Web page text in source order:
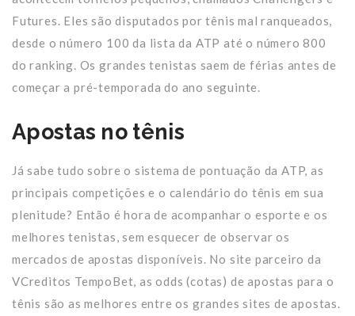
Futures. Eles são disputados por tênis mal ranqueados,
desde o número 100 da lista da ATP até o número 800
do ranking. Os grandes tenistas saem de férias antes de
começar a pré-temporada do ano seguinte.
Apostas no tênis
Já sabe tudo sobre o sistema de pontuação da ATP, as
principais competições e o calendário do tênis em sua
plenitude? Então é hora de acompanhar o esporte e os
melhores tenistas, sem esquecer de observar os
mercados de apostas disponíveis. No site parceiro da
VCreditos TempoBet, as odds (cotas) de apostas para o
tênis são as melhores entre os grandes sites de apostas.